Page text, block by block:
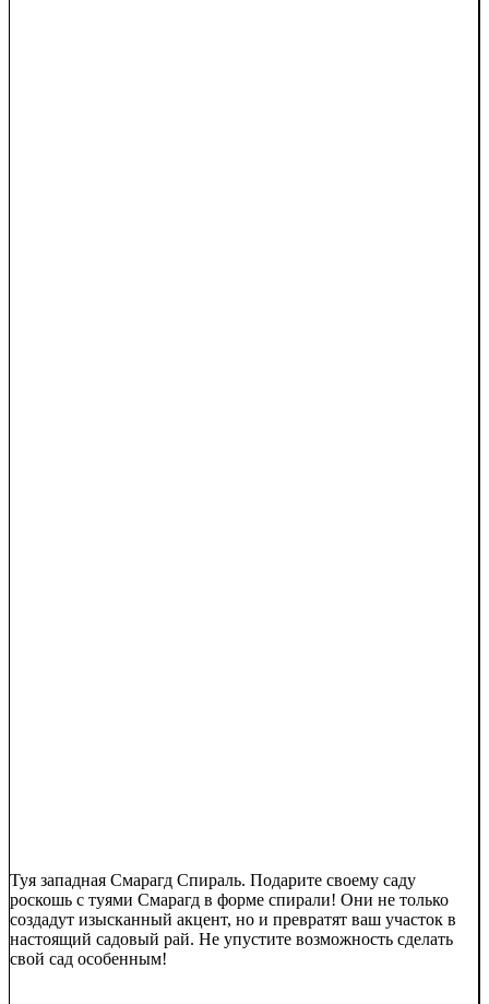
Туя западная Смарагд Спираль. Подарите своему саду
роскошь с туями Смарагд в форме спирали! Они не только
создадут изысканный акцент, но и превратят ваш участок в
настоящий садовый рай. Не упустите возможность сделать
свой сад особенным!